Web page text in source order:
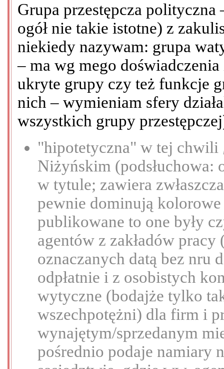
Grupa przestępcza polityczna
ogół nie takie istotne) z
niekiedy nazywam: grupa
– ma wg mego
ukryte grupy czy też funkcje
nich – wymieniam sfery
wszystkich grupy
"hipotetyczna" w tej chwili
Niżyńskim (podsłuchowa:
w tytule; zawiera
pewnie dominują
publikowane to one były
agentów z zakładów
oznaczanych datą bez nru
odpłatnie i z osobistych
wytyczne (bodajże tylko
wszechpotężni) dla firm i
wynajętym/sprzedanym
pośrednio podaje namiary